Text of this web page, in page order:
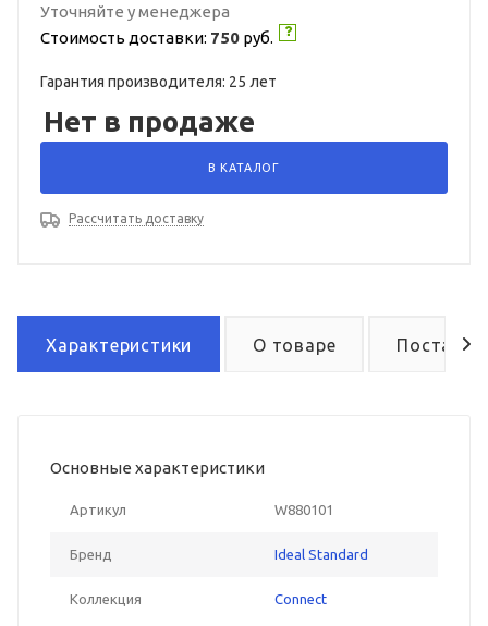
Уточняйте у менеджера
Стоимость доставки: 750 руб.
Гарантия производителя: 25 лет
Нет в продаже
В КАТАЛОГ
Рассчитать доставку
Характеристики О товаре Поставка
Основные характеристики
Артикул W880101
Бренд Ideal Standard
Коллекция Connect